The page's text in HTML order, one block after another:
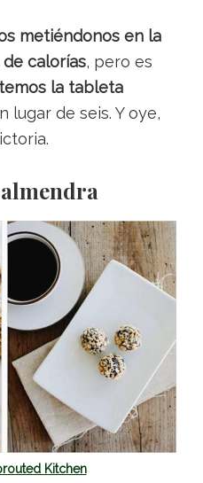
metiéndonos en la
calorías, pero es
la tableta
lugar de seis. Y oye,
Kitchen